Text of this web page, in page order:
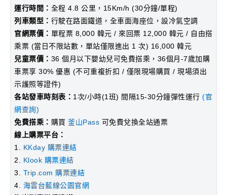
運行時間： 全程 4.8 公里，15Km/h (30分鐘/單程)
列車類型： 行駛在路面鐵道，全車面海座位，設冷氣空調
官網票價： 單程票 8,000 韓元 / 來回票 12,000 韓元 / 自由搭
乘票 (當日不限站數，單站僅限進出 1 次) 16,000 韓元
兒童票價： 36 個月以下嬰幼兒可免費搭乘，36個月-7歲加購
車票享 30% 優惠 (不可重複折扣 / 僅限現場購買 / 現場須出
示護照等證件)
各站發車時刻表： 1次/小時(1班) 間隔15-30分鐘彈性運行 (官
網查詢)
免費搭乘： 購買 釜山Pass 可免費兌換全站通票
線上購票平台：
1. KKday 購票連結
2. Klook 購票連結
3. Trip.com 購票連結
4. 海雲台藍線公園官網